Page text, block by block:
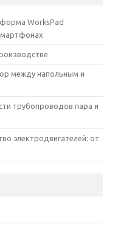
WorksPad
между напольным и
трубопроводов пара и
электродвигателей: от